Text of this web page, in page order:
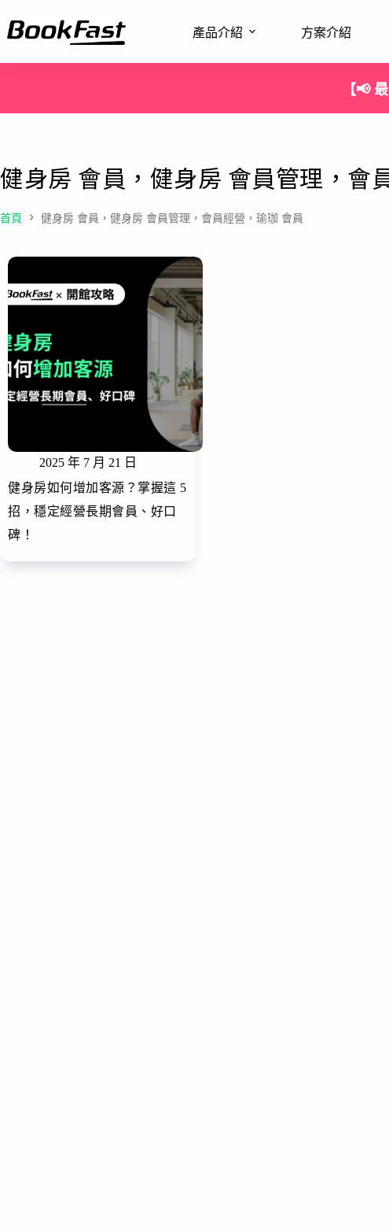
產品介紹 方案介紹
【📢
健身房 會員，健身房 會員管理，會
首頁 健身房 會員，健身房 會員管理，會員經營，瑜珈 會員
2025 年 7 月 21 日
健身房如何增加客源？掌握這 5
招，穩定經營長期會員、好口
碑！